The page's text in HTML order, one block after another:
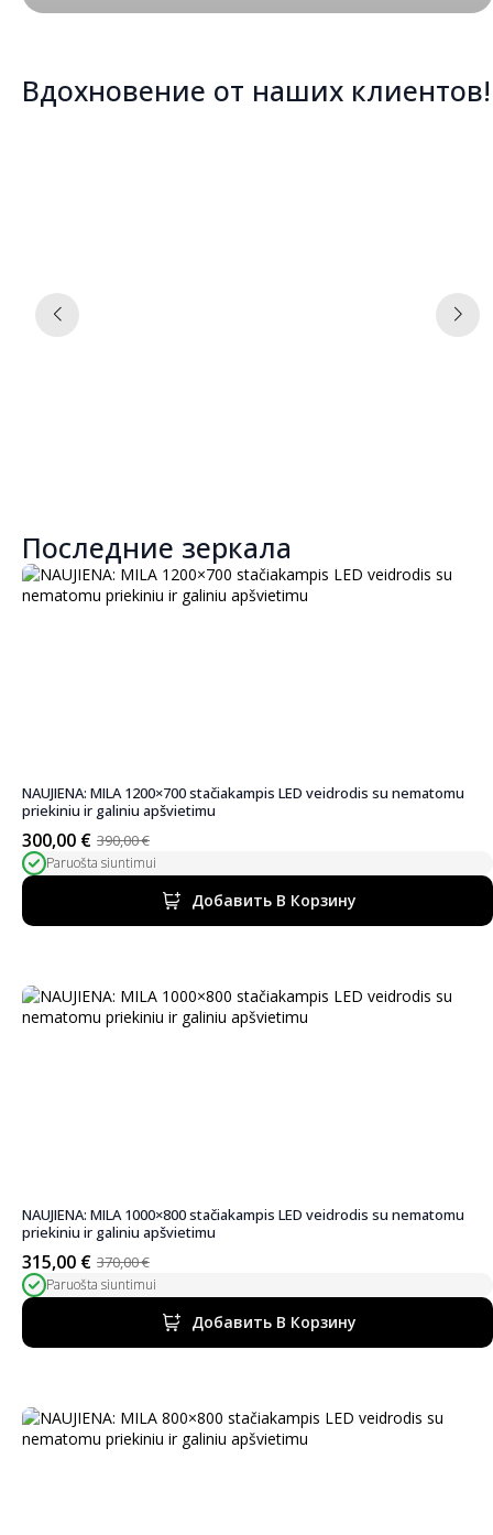
Вдохновение от наших клиентов!
Последние зеркала
NAUJIENA: MILA 1200×700 stačiakampis LED veidrodis su nematomu
priekiniu ir galiniu apšvietimu
390,00€
Первоначальная
цена
была:
390,00 €.
300,00 €
Текущая
цена:
300,00 €.
Paruošta siuntimui
Добавить В Корзину
NAUJIENA: MILA 1000×800 stačiakampis LED veidrodis su nematomu
priekiniu ir galiniu apšvietimu
370,00€
Первоначальная
цена
была:
370,00 €.
315,00 €
Текущая
цена:
315,00 €.
Paruošta siuntimui
Добавить В Корзину